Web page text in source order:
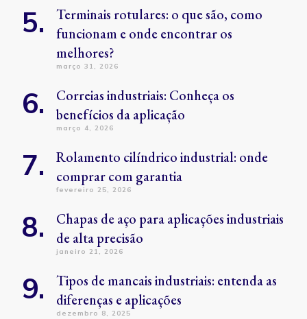
Terminais rotulares: o que são, como
funcionam e onde encontrar os
melhores?
março 31, 2026
Correias industriais: Conheça os
benefícios da aplicação
março 4, 2026
Rolamento cilíndrico industrial: onde
comprar com garantia
fevereiro 25, 2026
Chapas de aço para aplicações industriais
de alta precisão
janeiro 21, 2026
Tipos de mancais industriais: entenda as
diferenças e aplicações
dezembro 8, 2025